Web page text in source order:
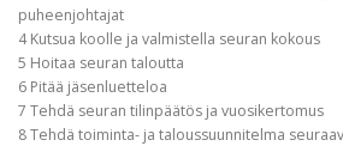
puheenjohtajat
4 Kutsua koolle ja valmistella seuran kokous
5 Hoitaa seuran taloutta
6 Pitää jäsenluetteloa
7 Tehdä seuran tilinpäätös ja vuosikertomus
8 Tehdä toiminta- ja taloussuunnitelma